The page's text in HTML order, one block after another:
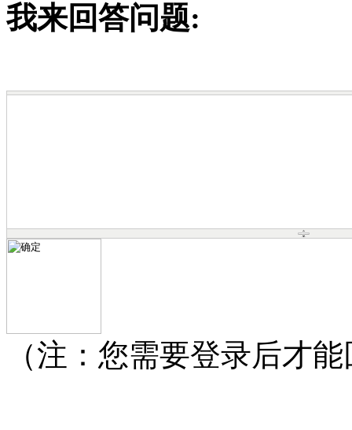
我来回答问题:
（注：您需要登录后才